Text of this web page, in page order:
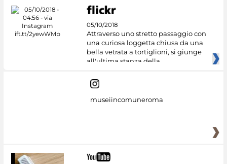
05/10/2018
Attraverso uno stretto passaggio con
una curiosa loggetta chiusa da una
bella vetrata a tortiglioni, si giunge
all'ultima stanza della
museiincomuneroma